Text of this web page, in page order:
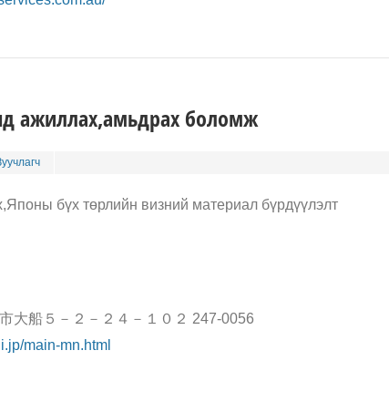
ажиллах,амьдрах боломж
бүх төрлийн визний материал бүрдүүлэлт
大船５－２－２４－１０２ 247-0056
main-mn.html